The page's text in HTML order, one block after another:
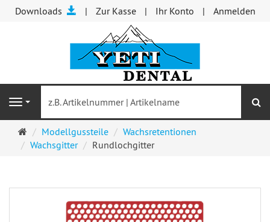
Downloads Zur Kasse Ihr Konto Anmelden
Navigation
Startseite
Modellgussteile
Wachsretentionen
Wachsgitter
Rundlochgitter